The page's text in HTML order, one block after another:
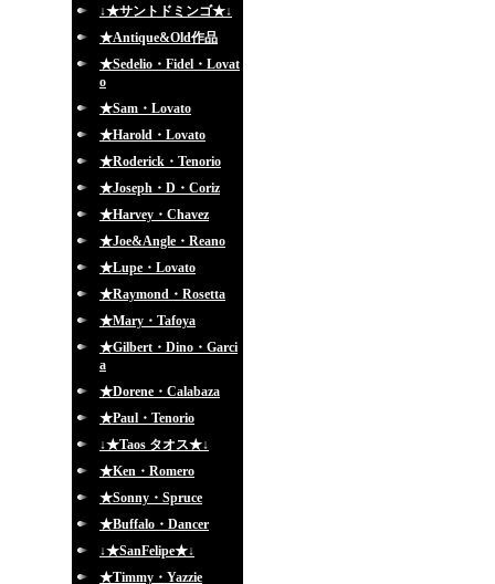
↓★サントドミンゴ★↓
★Antique&Old作品
★Sedelio・Fidel・Lovat
o
★Sam・Lovato
★Harold・Lovato
★Roderick・Tenorio
★Joseph・D・Coriz
★Harvey・Chavez
★Joe&Angle・Reano
★Lupe・Lovato
★Raymond・Rosetta
★Mary・Tafoya
★Gilbert・Dino・Garci
a
★Dorene・Calabaza
★Paul・Tenorio
↓★Taos タオス★↓
★Ken・Romero
★Sonny・Spruce
★Buffalo・Dancer
↓★SanFelipe★↓
★Timmy・Yazzie